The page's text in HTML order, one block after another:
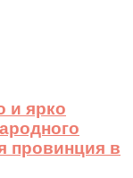
и ярко
провинция в